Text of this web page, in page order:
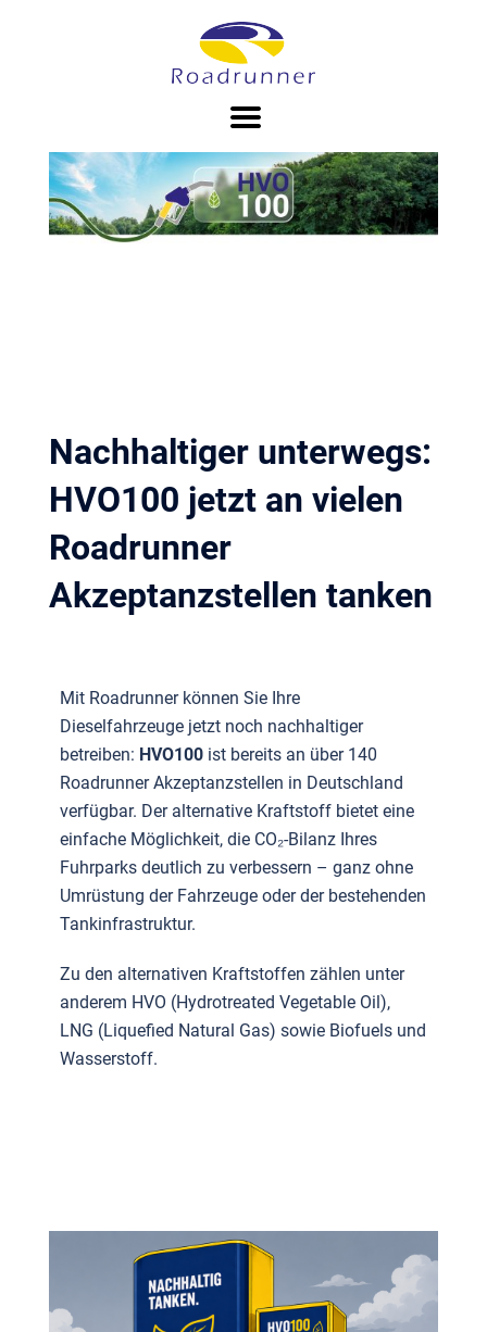
Nachhaltiger unterwegs:
HVO100 jetzt an vielen
Roadrunner
Akzeptanzstellen tanken
Mit Roadrunner können Sie Ihre
Dieselfahrzeuge jetzt noch nachhaltiger
betreiben: HVO100 ist bereits an über 140
Roadrunner Akzeptanzstellen in Deutschland
verfügbar. Der alternative Kraftstoff bietet eine
einfache Möglichkeit, die CO₂-Bilanz Ihres
Fuhrparks deutlich zu verbessern – ganz ohne
Umrüstung der Fahrzeuge oder der bestehenden
Tankinfrastruktur.
Zu den alternativen Kraftstoffen zählen unter
anderem HVO (Hydrotreated Vegetable Oil),
LNG (Liquefied Natural Gas) sowie Biofuels und
Wasserstoff.